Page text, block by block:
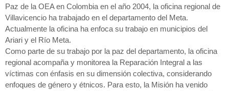
Paz de la OEA en Colombia en el año 2004, la oficina regional de
Villavicencio ha trabajado en el departamento del Meta.
Actualmente la oficina ha enfoca su trabajo en municipios del
Ariari y el Río Meta.
Como parte de su trabajo por la paz del departamento, la oficina
regional acompaña y monitorea la Reparación Integral a las
víctimas con énfasis en su dimensión colectiva, considerando
enfoques de género y étnicos. Para esto, la Misión ha venido